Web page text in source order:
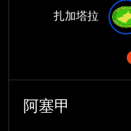
扎加塔拉
阿塞甲